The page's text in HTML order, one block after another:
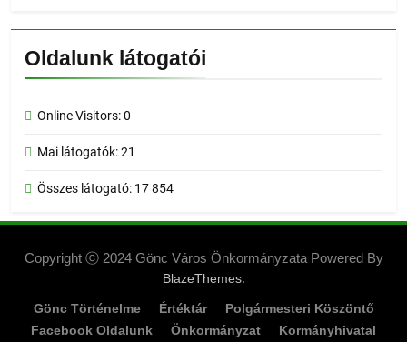
Oldalunk látogatói
Online Visitors:0
Mai látogatók:21
Összes látogató: 17 854
Copyright ⓒ 2024 Gönc Város Önkormányzata Powered By
BlazeThemes.
Gönc Történelme Értéktár
Polgármesteri Köszöntő
Facebook Oldalunk
Önkormányzat Kormányhivatal